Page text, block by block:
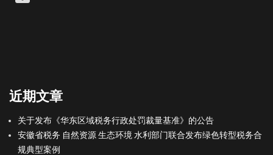
近期文章
关于发布《华东区域税务行政处罚裁量基准》的公告
安徽省税务 自然资源 生态环境 水利部门联合发布绿色转型税务合
规典型案例